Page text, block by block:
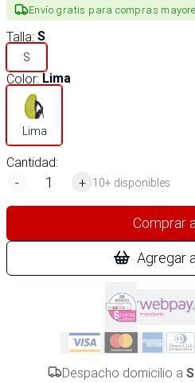
Envío gratis para compras
Talla: S
S
Color: Lima
Lima
Cantidad:
-
+ 10+ disponibles
Comprar
Agregar
Despacho domicilio a